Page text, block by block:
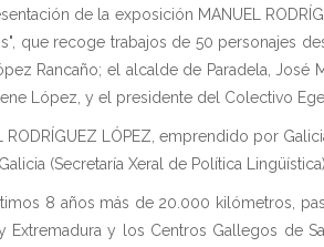
de la exposición MANUEL
que recoge trabajos de 50 personajes
Rancaño; el alcalde de Paradela,
López, y el presidente del Colectivo
RODRÍGUEZ LÓPEZ, emprendido por
(Secretaría Xeral de Política
8 años más de 20.000 kilómetros,
y los Centros Gallegos de